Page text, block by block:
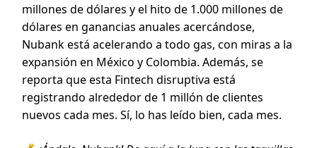
millones de dólares y el hito de 1.000 millones de
dólares en ganancias anuales acercándose,
Nubank está acelerando a todo gas, con miras a la
expansión en México y Colombia. Además, se
reporta que esta Fintech disruptiva está
registrando alrededor de 1 millón de clientes
nuevos cada mes. Sí, lo has leído bien, cada mes.